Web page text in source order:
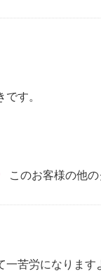
す。
このお客様の他
一苦労になります